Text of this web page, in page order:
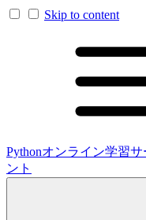
Skip to content
Pythonオンライン学習
ント